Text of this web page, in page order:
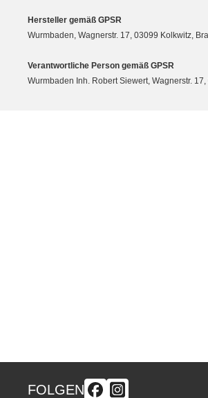
Hersteller gemäß GPSR
Wurmbaden, Wagnerstr. 17, 03099 Kolkwitz,
Verantwortliche Person gemäß GPSR
Wurmbaden Inh. Robert Siewert, Wagnerstr.
FOLGEN